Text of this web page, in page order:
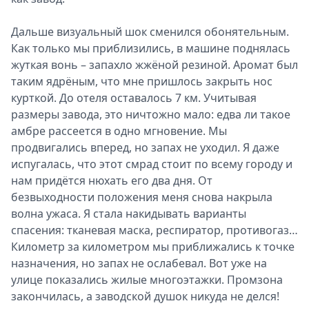
Дальше визуальный шок сменился обонятельным.
Как только мы приблизились, в машине поднялась
жуткая вонь – запахло жжёной резиной. Аромат был
таким ядрёным, что мне пришлось закрыть нос
курткой. До отеля оставалось 7 км. Учитывая
размеры завода, это ничтожно мало: едва ли такое
амбре рассеется в одно мгновение. Мы
продвигались вперед, но запах не уходил. Я даже
испугалась, что этот смрад стоит по всему городу и
нам придётся нюхать его два дня. От
безвыходности положения меня снова накрыла
волна ужаса. Я стала накидывать варианты
спасения: тканевая маска, респиратор, противогаз…
Километр за километром мы приближались к точке
назначения, но запах не ослабевал. Вот уже на
улице показались жилые многоэтажки. Промзона
закончилась, а заводской душок никуда не делся!